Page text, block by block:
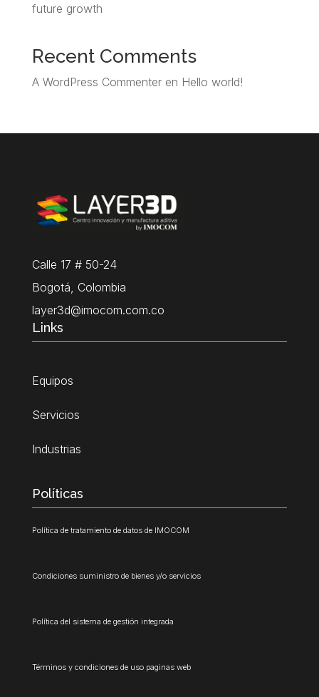
future growth
Recent Comments
A WordPress Commenteren Hello world!
Calle 17 # 50-24
Bogotá, Colombia
layer3d@imocom.com.co
Links
Equipos
Servicios
Industrias
Políticas
Política de tratamiento de datos de IMOCOM
Condiciones suministro de bienes y/o servicios
Política del sistema de gestión integrada
Términos y condiciones de uso paginas web